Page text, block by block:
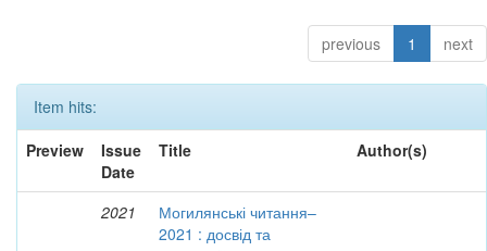
previous 1 next
Item hits:
Preview
Issue
Date
Title Author(s)
2021
Могилянські читання–
2021 : досвід та